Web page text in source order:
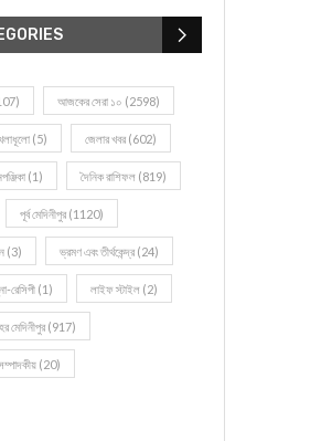
আজকের সেরা ১০ (2598)
(5) জেলার খবর (602)
(1) দৈনিক রাশিফল (819)
পূর্ব মেদিনীপুর (1120)
(3) ভ্রমণ এবং তীর্থকেন্দ্র (24)
রেসিপী (1) লাইফ স্টাইল (2)
মেদিনীপুর (917)
(20)